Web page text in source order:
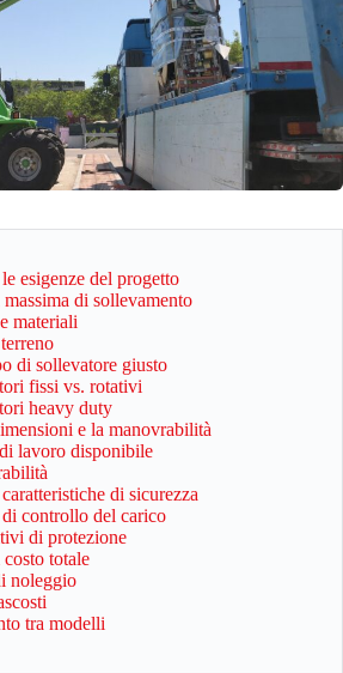
esigenze del progetto
di sollevamento
materiali
di sollevatore giusto
fissi vs. rotativi
heavy duty
e la manovrabilità
lavoro disponibile
di sicurezza
di controllo del carico
di protezione
totale
noleggio
tra modelli